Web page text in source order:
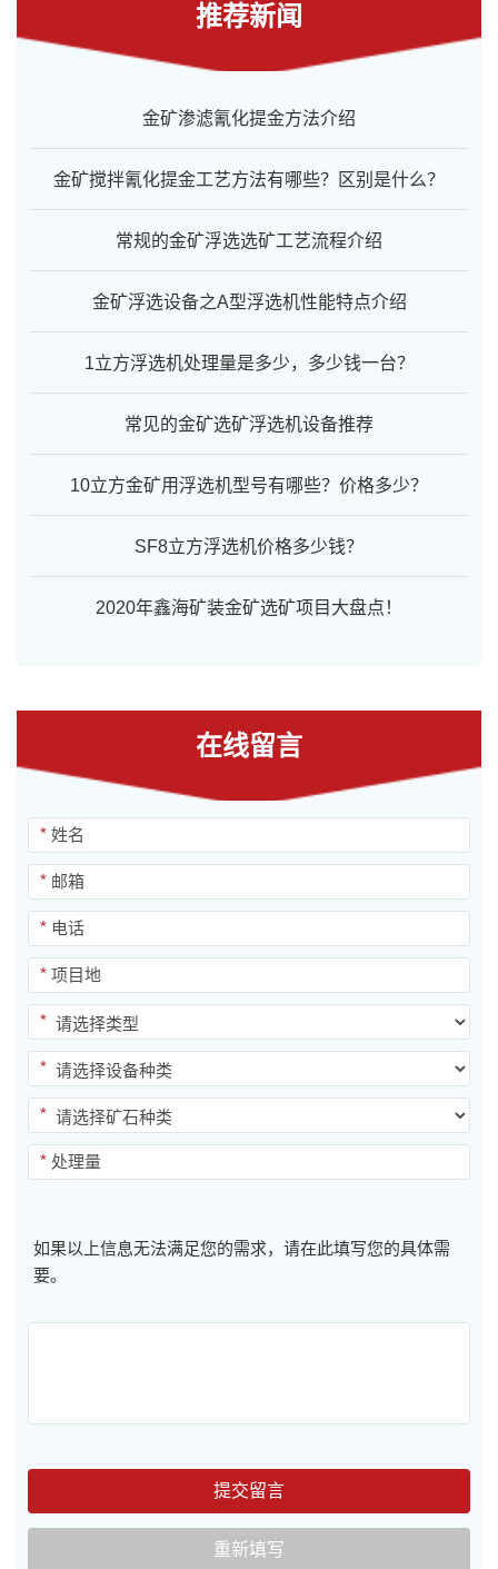
推荐新闻
金矿渗滤氰化提金方法介绍
金矿搅拌氰化提金工艺方法有哪些？区别是什么？
常规的金矿浮选选矿工艺流程介绍
金矿浮选设备之A型浮选机性能特点介绍
1立方浮选机处理量是多少，多少钱一台？
常见的金矿选矿浮选机设备推荐
10立方金矿用浮选机型号有哪些？价格多少？
SF8立方浮选机价格多少钱？
2020年鑫海矿装金矿选矿项目大盘点！
在线留言
*
*
*
*
*
*
*
*
如果以上信息无法满足您的需求，请在此填写您的具体需
要。